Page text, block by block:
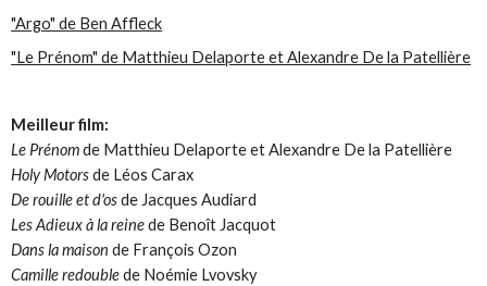
"Argo" de Ben Affleck
"Le Prénom" de Matthieu Delaporte et Alexandre De la Patellière
Meilleur film:
Le Prénomde Matthieu Delaporte et Alexandre De la Patellière
Holy Motorsde Léos Carax
De rouille et d'osde Jacques Audiard
Les Adieux à la reinede Benoît Jacquot
Dans la maison de François Ozon
Camille redoublede Noémie Lvovsky